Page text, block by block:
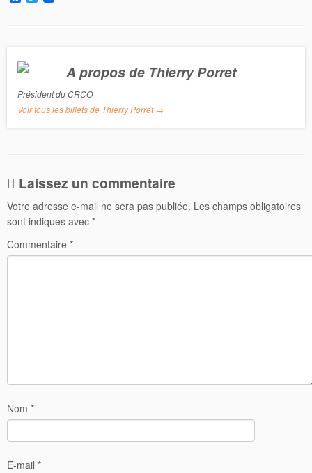
a
o
o
k
w
e
A propos de Thierry Porret
Président du CRCO
Voir tous les billets de Thierry Porret→
Laissez un commentaire
Votre adresse e-mail ne sera pas publiée. Les champs obligatoires
sont indiqués avec *
Commentaire *
Nom *
E-mail *